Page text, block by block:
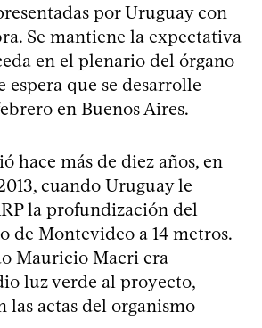
por Uruguay con
Se mantiene la expectativa
en el plenario del órgano
espera que se desarrolle
en Buenos Aires.
hace más de diez años, en
cuando Uruguay le
la profundización del
de Montevideo a 14 metros.
Mauricio Macri era
luz verde al proyecto,
las actas del organismo